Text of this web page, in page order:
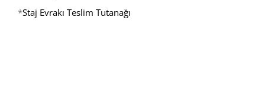
*Staj Evrakı Teslim Tutanağı